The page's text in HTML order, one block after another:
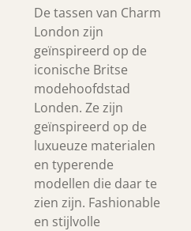
De tassen van Charm
London zijn
geïnspireerd op de
iconische Britse
modehoofdstad
Londen. Ze zijn
geïnspireerd op de
luxueuze materialen
en typerende
modellen die daar te
zien zijn. Fashionable
en stijlvolle